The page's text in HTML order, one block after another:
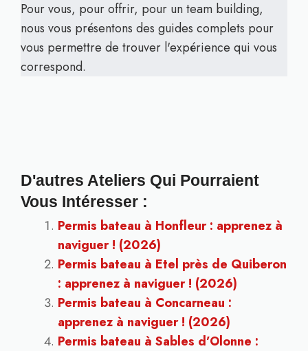
Pour vous, pour offrir, pour un team building,
nous vous présentons des guides complets pour
vous permettre de trouver l'expérience qui vous
correspond.
D'autres Ateliers Qui Pourraient
Vous Intéresser :
Permis bateau à Honfleur : apprenez à
naviguer ! (2026)
Permis bateau à Etel près de Quiberon
: apprenez à naviguer ! (2026)
Permis bateau à Concarneau :
apprenez à naviguer ! (2026)
Permis bateau à Sables d’Olonne :